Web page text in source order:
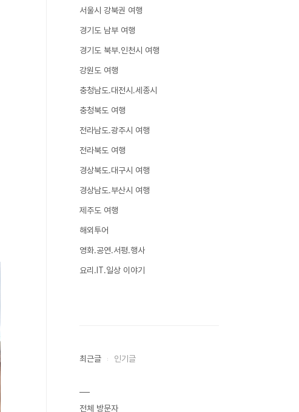
서울시 강북권 여행
경기도 남부 여행
경기도 북부.인천시 여행
강원도 여행
충청남도.대전시.세종시
충청북도 여행
전라남도.광주시 여행
전라북도 여행
경상북도.대구시 여행
경상남도.부산시 여행
제주도 여행
해외투어
영화.공연.서평.행사
요리.IT.일상 이야기
최근글 인기글
전체 방문자